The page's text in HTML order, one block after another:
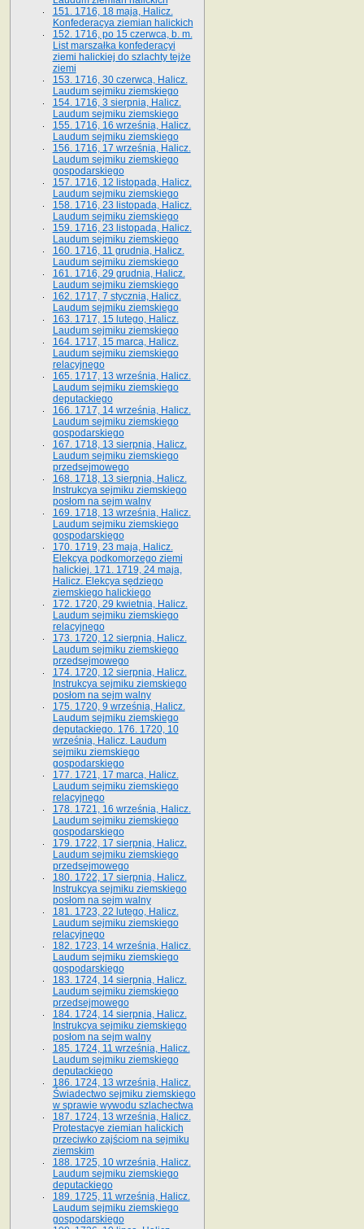
151. 1716, 18 maja, Halicz.
Konfederacya ziemian halickich
152. 1716, po 15 czerwca, b. m.
List marszałka konfederacyi
ziemi halickiej do szlachty tejże
ziemi
153. 1716, 30 czerwca, Halicz.
Laudum sejmiku ziemskiego
154. 1716, 3 sierpnia, Halicz.
Laudum sejmiku ziemskiego
155. 1716, 16 września, Halicz.
Laudum sejmiku ziemskiego
156. 1716, 17 września, Halicz.
Laudum sejmiku ziemskiego
gospodarskiego
157. 1716, 12 listopada, Halicz.
Laudum sejmiku ziemskiego
158. 1716, 23 listopada, Halicz.
Laudum sejmiku ziemskiego
159. 1716, 23 listopada, Halicz.
Laudum sejmiku ziemskiego
160. 1716, 11 grudnia, Halicz.
Laudum sejmiku ziemskiego
161. 1716, 29 grudnia, Halicz.
Laudum sejmiku ziemskiego
162. 1717, 7 stycznia, Halicz.
Laudum sejmiku ziemskiego
163. 1717, 15 lutego, Halicz.
Laudum sejmiku ziemskiego
164. 1717, 15 marca, Halicz.
Laudum sejmiku ziemskiego
relacyjnego
165. 1717, 13 września, Halicz.
Laudum sejmiku ziemskiego
deputackiego
166. 1717, 14 września, Halicz.
Laudum sejmiku ziemskiego
gospodarskiego
167. 1718, 13 sierpnia, Halicz.
Laudum sejmiku ziemskiego
przedsejmowego
168. 1718, 13 sierpnia, Halicz.
Instrukcya sejmiku ziemskiego
posłom na sejm walny
169. 1718, 13 września, Halicz.
Laudum sejmiku ziemskiego
gospodarskiego
170. 1719, 23 maja, Halicz.
Elekcya podkomorzego ziemi
halickiej. 171. 1719, 24 maja,
Halicz. Elekcya sędziego
ziemskiego halickiego
172. 1720, 29 kwietnia, Halicz.
Laudum sejmiku ziemskiego
relacyjnego
173. 1720, 12 sierpnia, Halicz.
Laudum sejmiku ziemskiego
przedsejmowego
174. 1720, 12 sierpnia, Halicz.
Instrukcya sejmiku ziemskiego
posłom na sejm walny
175. 1720, 9 września, Halicz.
Laudum sejmiku ziemskiego
deputackiego. 176. 1720, 10
września, Halicz. Laudum
sejmiku ziemskiego
gospodarskiego
177. 1721, 17 marca, Halicz.
Laudum sejmiku ziemskiego
relacyjnego
178. 1721, 16 września, Halicz.
Laudum sejmiku ziemskiego
gospodarskiego
179. 1722, 17 sierpnia, Halicz.
Laudum sejmiku ziemskiego
przedsejmowego
180. 1722, 17 sierpnia, Halicz.
Instrukcya sejmiku ziemskiego
posłom na sejm walny
181. 1723, 22 lutego, Halicz.
Laudum sejmiku ziemskiego
relacyjnego
182. 1723, 14 września, Halicz.
Laudum sejmiku ziemskiego
gospodarskiego
183. 1724, 14 sierpnia, Halicz.
Laudum sejmiku ziemskiego
przedsejmowego
184. 1724, 14 sierpnia, Halicz.
Instrukcya sejmiku ziemskiego
posłom na sejm walny
185. 1724, 11 września, Halicz.
Laudum sejmiku ziemskiego
deputackiego
186. 1724, 13 września, Halicz.
Świadectwo sejmiku ziemskiego
w sprawie wywodu szlachectwa
187. 1724, 13 września, Halicz.
Protestacye ziemian halickich
przeciwko zajściom na sejmiku
ziemskim
188. 1725, 10 września, Halicz.
Laudum sejmiku ziemskiego
deputackiego
189. 1725, 11 września, Halicz.
Laudum sejmiku ziemskiego
gospodarskiego